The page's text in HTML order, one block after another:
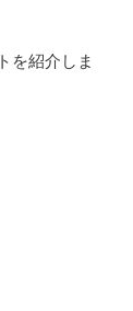
を紹介しま